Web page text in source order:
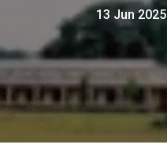
13 Jun 2025